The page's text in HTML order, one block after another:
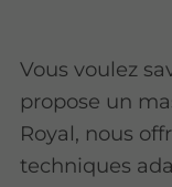
Vous voulez
propose un
Royal, nous
techniques